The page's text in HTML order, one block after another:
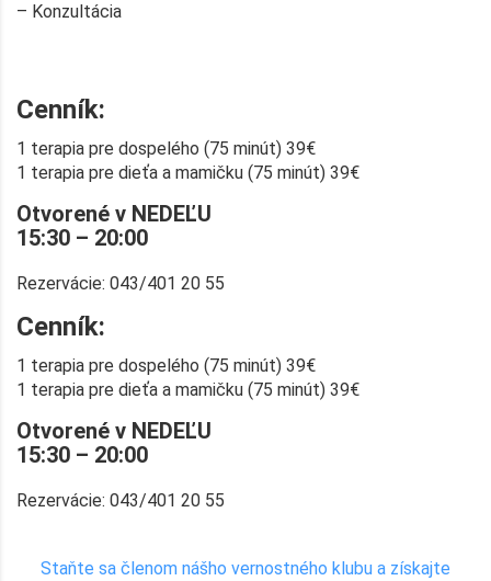
– Konzultácia
Cenník:
1 terapia pre dospelého (75 minút) 39€
1 terapia pre dieťa a mamičku (75 minút) 39€
Otvorené v NEDEĽU
15:30 – 20:00
Rezervácie: 043/401 20 55
Cenník:
1 terapia pre dospelého (75 minút) 39€
1 terapia pre dieťa a mamičku (75 minút) 39€
Otvorené v NEDEĽU
15:30 – 20:00
Rezervácie: 043/401 20 55
Staňte sa členom nášho vernostného klubu a získajte